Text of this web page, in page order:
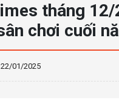
tháng
chơi cuối
22/01/2025